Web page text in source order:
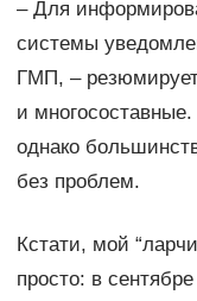
– Для
системы
ГМП, –
и
однако
без проблем.
Кстати, мой
просто: в